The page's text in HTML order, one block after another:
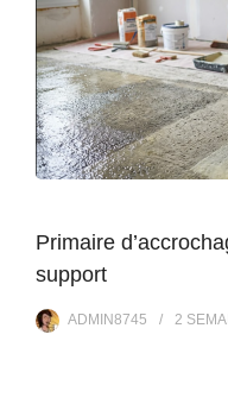
Primaire
support
ADMIN8745 2